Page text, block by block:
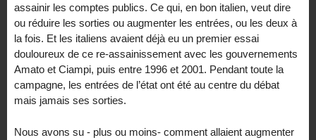
assainir les comptes publics. Ce qui, en bon italien, veut dire
ou réduire les sorties ou augmenter les entrées, ou les deux à
la fois. Et les italiens avaient déjà eu un premier essai
douloureux de ce re-assainissement avec les gouvernements
Amato et Ciampi, puis entre 1996 et 2001. Pendant toute la
campagne, les entrées de l’état ont été au centre du débat
mais jamais ses sorties.
Nous avons su - plus ou moins- comment allaient augmenter